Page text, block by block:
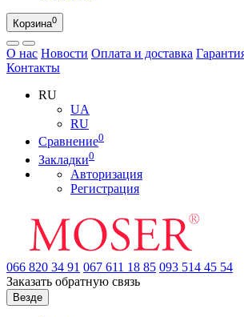
Корзина0
О нас Новости Оплата и доставка
Контакты
RU
UA
RU
Сравнение0
Закладки0
Авторизация
Регистрация
066 820 34 91 067 611 18 85 093 514 45 54
Заказать обратную связь
Везде